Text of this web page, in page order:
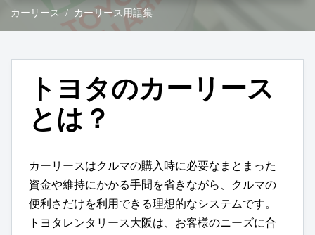
カーリース カーリース用語集
トヨタのカーリース
とは？
カーリースはクルマの購入時に必要なまとまった
資金や維持にかかる手間を省きながら、クルマの
便利さだけを利用できる理想的なシステムです。
トヨタレンタリース大阪は、お客様のニーズに合